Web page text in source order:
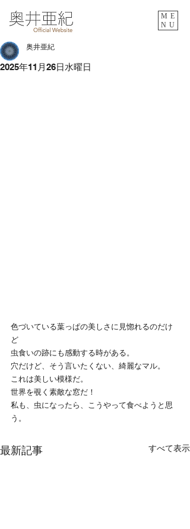
ME
NU
2025年11月26日水曜日
奥井亜紀
色づいている葉っぱの美しさに見惚れるのだけ
ど
虫食いの跡にも感動する時がある。
穴だけど、そう言いたくない、綺麗なマル。
これは美しい模様だ。
世界を覗く素敵な窓だ！
私も、虫になったら、こうやって食べようと思
う。
最新記事 すべて表示